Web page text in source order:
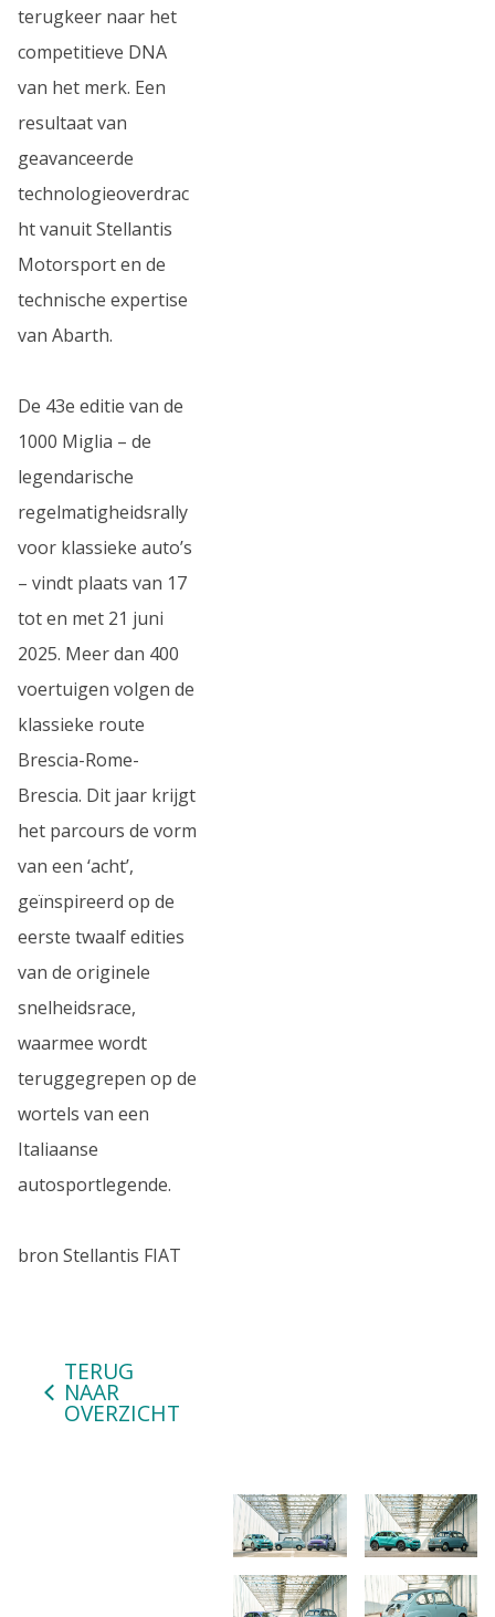
terugkeer naar het
competitieve DNA
van het merk. Een
resultaat van
geavanceerde
technologieoverdrac
ht vanuit Stellantis
Motorsport en de
technische expertise
van Abarth.
De 43e editie van de
1000 Miglia – de
legendarische
regelmatigheidsrally
voor klassieke auto’s
– vindt plaats van 17
tot en met 21 juni
2025. Meer dan 400
voertuigen volgen de
klassieke route
Brescia-Rome-
Brescia. Dit jaar krijgt
het parcours de vorm
van een ‘acht’,
geïnspireerd op de
eerste twaalf edities
van de originele
snelheidsrace,
waarmee wordt
teruggegrepen op de
wortels van een
Italiaanse
autosportlegende.
bron Stellantis FIAT
TERUG
NAAR
OVERZICHT